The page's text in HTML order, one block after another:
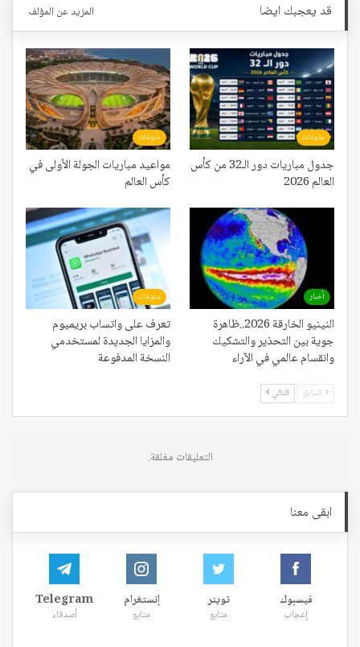
قد يعجبك ايضا المزيد عن المؤلف
منوعات
جدول مباريات دور الـ32 من كأس
العالم 2026
منوعات
مواعيد مباريات الجولة الأولى في
كأس العالم
أخبار
النينيو الخارقة 2026..ظاهرة
جوية بين التحذير والتشكيك
وانقسام عالمي في الآراء
منوعات
تعرف على واتساب بريميوم
والمزايا الجديدة لمستخدمي
النسخة المدفوعة
السابق التالي
التعليقات مغلقة.
ابقى معنا
فيسبوك
إعجاب
تويتر
متابع
إنستغرام
متابع
Telegram
أصدقاء